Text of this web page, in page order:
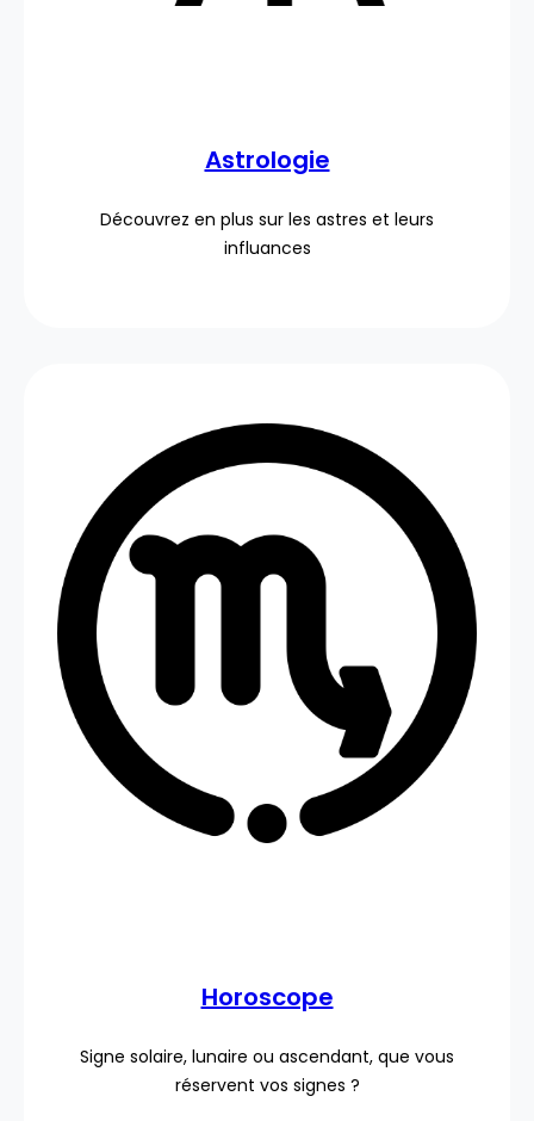
Astrologie
Découvrez en plus sur les astres et leurs
influances
Horoscope
Signe solaire, lunaire ou ascendant, que vous
réservent vos signes ?